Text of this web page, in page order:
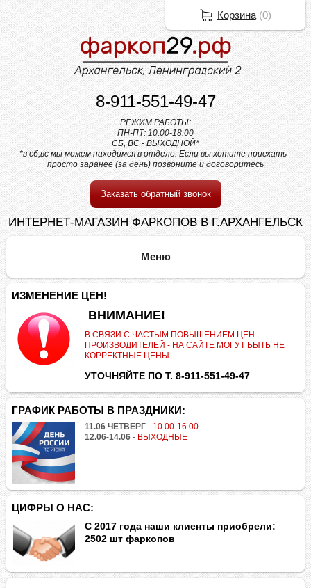
8-911-551-49-47
РЕЖИМ РАБОТЫ:
ПН-ПТ: 10.00-18.00
СБ, ВС - ВЫХОДНОЙ*
*в сб,вс мы можем находимся в отделе. Если вы хотите приехать -
просто заранее (за день) позвоните и договоритесь
Заказать обратный звонок
ИНТЕРНЕТ-МАГАЗИН ФАРКОПОВ В Г.АРХАНГЕЛЬСК
ИЗМЕНЕНИЕ ЦЕН!
ВНИМАНИЕ!
В СВЯЗИ С ЧАСТЫМ ПОВЫШЕНИЕМ ЦЕН
ПРОИЗВОДИТЕЛЕЙ - НА САЙТЕ МОГУТ БЫТЬ НЕ
КОРРЕКТНЫЕ ЦЕНЫ
УТОЧНЯЙТЕ ПО Т. 8-911-551-49-47
ГРАФИК РАБОТЫ В ПРАЗДНИКИ:
11.06 ЧЕТВЕРГ - 10.00-16.00
12.06-14.06 - ВЫХОДНЫЕ
ЦИФРЫ О НАС:
С 2017 года наши клиенты приобрели:
2502 шт фаркопов
Корзина(0)